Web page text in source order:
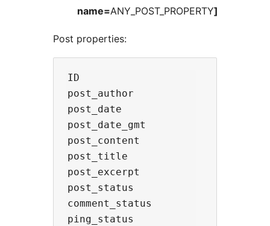
name=ANY_POST_PROPERTY]
Post properties:
ID
post_author
post_date
post_date_gmt
post_content
post_title
post_excerpt
post_status
comment_status
ping_status